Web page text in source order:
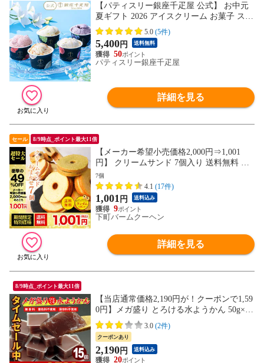
【パティスリー銀座千疋屋 公式】 お中元
夏ギフト 2026 アイスクリーム お菓子 スイ
ーツ 贈り物 ギフト 千疋屋 銀座プレミアム
アイス
5.0 (5件)
5,400円 送料無料
50
パティスリー銀座千疋屋
詳細を見る
セール 8/9時点_ポイント最大11倍
【メーカー希望小売価格2,000円⇒1,001
円】 クリームサンド 7個入り 送料無料 メ
ール便 バームクーヘン バウムクーヘン お
やつ かわいい スイーツ お菓子 お取り寄せ
7個
4.1 (17件)
1,001 円 送料込み
9
下町バームクーヘン
詳細を見る
8/9時点_ポイント最大11倍
【当店通常価格2,190円が！クーポンで1,59
0円】メガ盛り とろける水ようかん 50g×15
個 送料無料 無添加 こしあん ミニようかん
3.0 (2件)
クーポンあり
2,190円 送料込み
20